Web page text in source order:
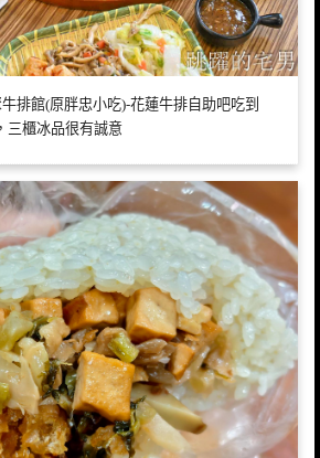
排館(原胖忠小吃)-花蓮牛排自助吧吃到
三櫃冰品很有誠意